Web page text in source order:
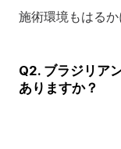
施術環境もはるか
Q2. ブラジリア
ありますか？